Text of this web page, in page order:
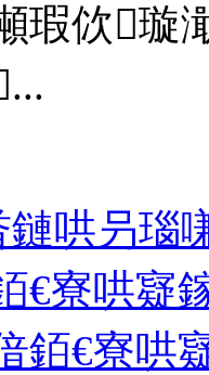
瑕佽璇
哄叧瑙
€寮哄寲
銆€寮哄